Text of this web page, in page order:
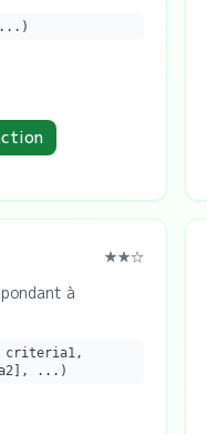
...)
★★☆
à
criteria1,
...)